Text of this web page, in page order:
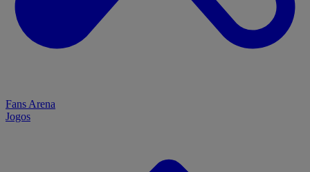
Fans Arena
Jogos